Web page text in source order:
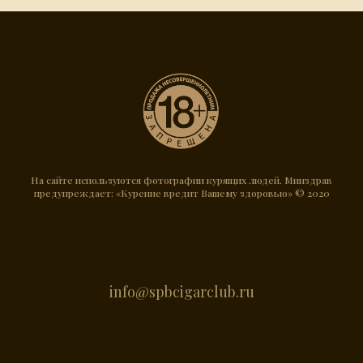
На сайте используются фотографии курящих людей. Минздрав
предупреждает: «Курение вредит Вашему здоровью» © 2020
info@spbcigarclub.ru